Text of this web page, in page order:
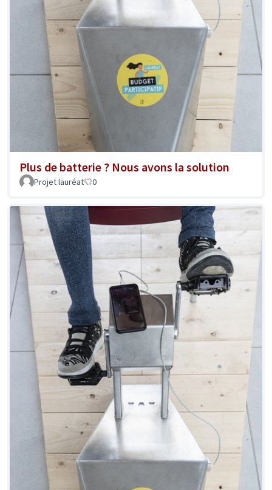
Plus de batterie ? Nous avons la solution
Projet lauréat 0